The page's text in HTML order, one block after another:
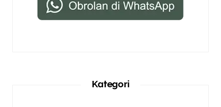
Kategori